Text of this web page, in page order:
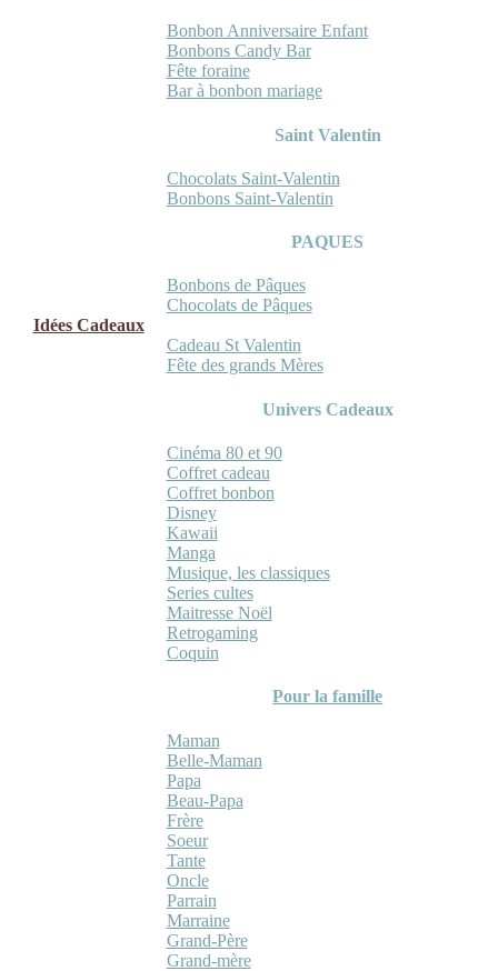
Bonbon Anniversaire Enfant
Bonbons Candy Bar
Fête foraine
Bar à bonbon mariage
Saint Valentin
Chocolats Saint-Valentin
Bonbons Saint-Valentin
PAQUES
Bonbons de Pâques
Chocolats de Pâques
Idées Cadeaux
Cadeau St Valentin
Fête des grands Mères
Univers Cadeaux
Cinéma 80 et 90
Coffret cadeau
Coffret bonbon
Disney
Kawaii
Manga
Musique, les classiques
Series cultes
Maitresse Noël
Retrogaming
Coquin
Pour la famille
Maman
Belle-Maman
Papa
Beau-Papa
Frère
Soeur
Tante
Oncle
Parrain
Marraine
Grand-Père
Grand-mère